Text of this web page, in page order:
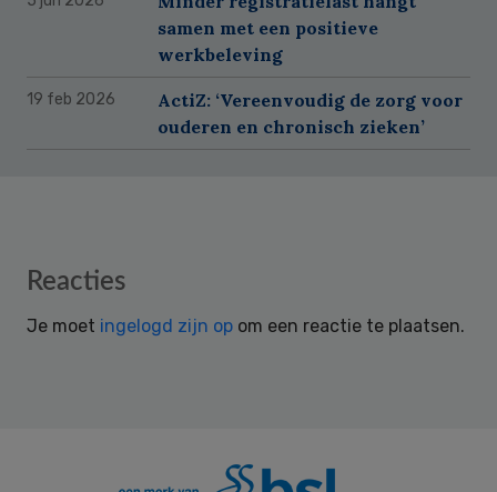
samen met een positieve
werkbeleving
19 feb 2026
ActiZ: ‘Vereenvoudig de zorg voor
ouderen en chronisch zieken’
Reader
Reacties
Je moet ingelogd zijn op om een reactie te plaatsen.